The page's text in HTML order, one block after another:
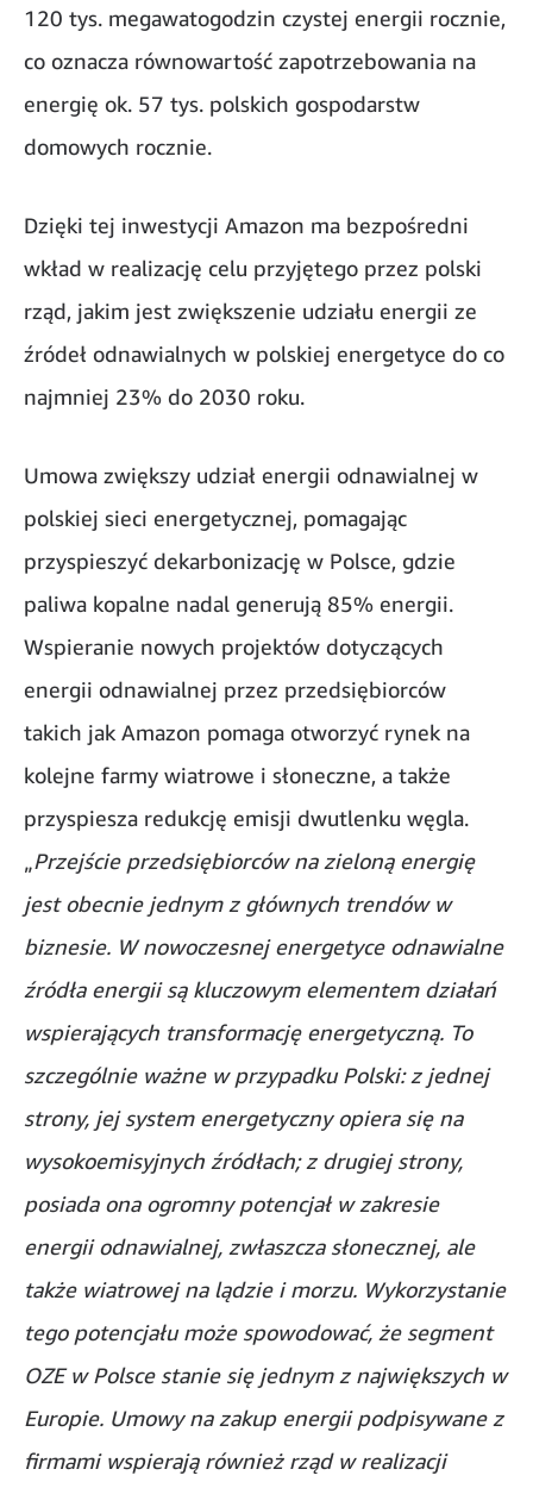
120 tys. megawatogodzin czystej energii rocznie,
co oznacza równowartość zapotrzebowania na
energię ok. 57 tys. polskich gospodarstw
domowych rocznie.
Dzięki tej inwestycji Amazon ma bezpośredni
wkład w realizację celu przyjętego przez polski
rząd, jakim jest zwiększenie udziału energii ze
źródeł odnawialnych w polskiej energetyce do co
najmniej 23% do 2030 roku.
Umowa zwiększy udział energii odnawialnej w
polskiej sieci energetycznej, pomagając
przyspieszyć dekarbonizację w Polsce, gdzie
paliwa kopalne nadal generują 85% energii.
Wspieranie nowych projektów dotyczących
energii odnawialnej przez przedsiębiorców
takich jak Amazon pomaga otworzyć rynek na
kolejne farmy wiatrowe i słoneczne, a także
przyspiesza redukcję emisji dwutlenku węgla.
„Przejście przedsiębiorców na zieloną energię
jest obecnie jednym z głównych trendów w
biznesie. W nowoczesnej energetyce odnawialne
źródła energii są kluczowym elementem działań
wspierających transformację energetyczną. To
szczególnie ważne w przypadku Polski: z jednej
strony, jej system energetyczny opiera się na
wysokoemisyjnych źródłach; z drugiej strony,
posiada ona ogromny potencjał w zakresie
energii odnawialnej, zwłaszcza słonecznej, ale
także wiatrowej na lądzie i morzu. Wykorzystanie
tego potencjału może spowodować, że segment
OZE w Polsce stanie się jednym z największych w
Europie. Umowy na zakup energii podpisywane z
firmami wspierają również rząd w realizacji